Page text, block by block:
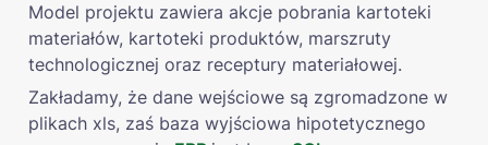
Model projektu zawiera akcje pobrania kartoteki
materiałów, kartoteki produktów, marszruty
technologicznej oraz receptury materiałowej.
Zakładamy, że dane wejściowe są zgromadzone w
plikach xls, zaś baza wyjściowa hipotetycznego